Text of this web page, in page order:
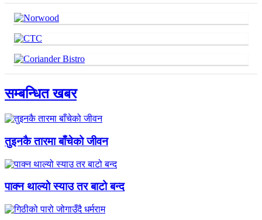
सम्बन्धित खबर
तुइनकै तारमा बाँचेको जीवन
पाक्न थाल्यो स्याउ तर बाटो बन्द